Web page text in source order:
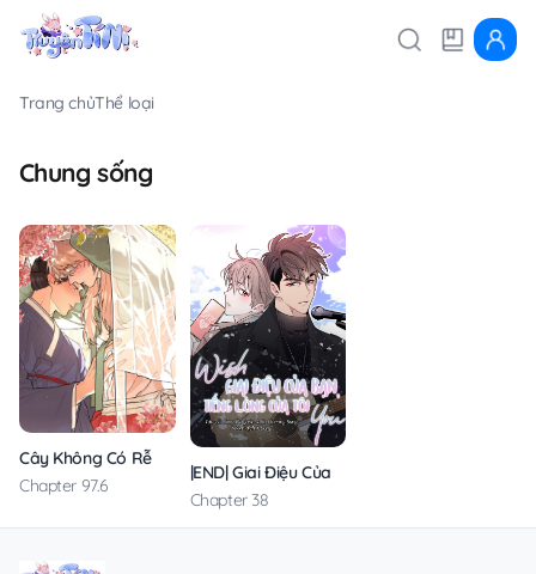
Trang chủThể loại
Chung sống
Cây Không Có Rễ
Chapter 97.6
|END| Giai Điệu Của Bạn, Tiếng Lòng Của Tôi
Chapter 38